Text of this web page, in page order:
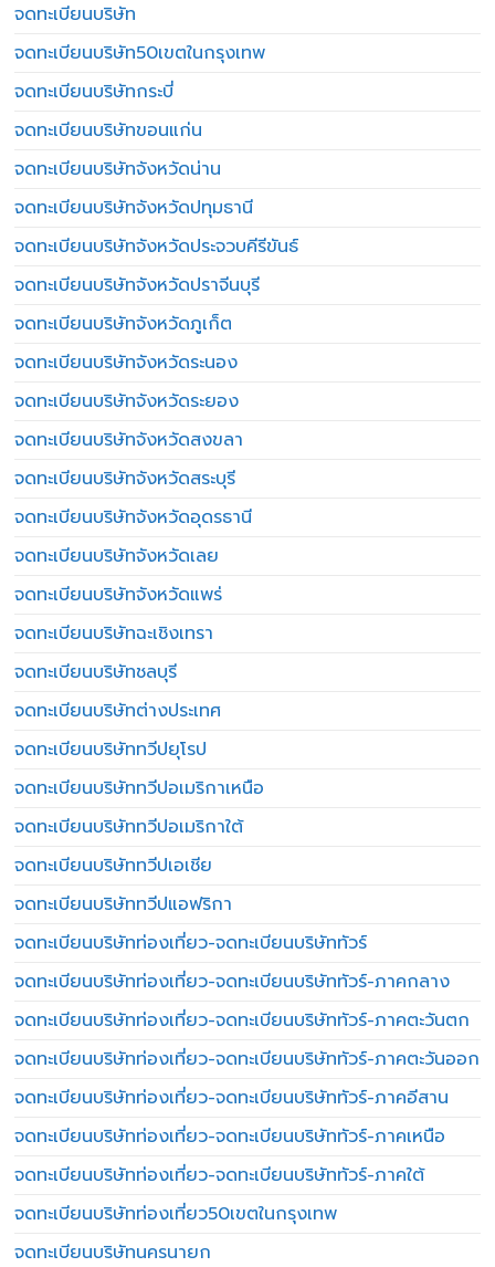
จดทะเบียนบริษัท
จดทะเบียนบริษัท50เขตในกรุงเทพ
จดทะเบียนบริษัทกระบี่
จดทะเบียนบริษัทขอนแก่น
จดทะเบียนบริษัทจังหวัดน่าน
จดทะเบียนบริษัทจังหวัดปทุมธานี
จดทะเบียนบริษัทจังหวัดประจวบคีรีขันธ์
จดทะเบียนบริษัทจังหวัดปราจีนบุรี
จดทะเบียนบริษัทจังหวัดภูเก็ต
จดทะเบียนบริษัทจังหวัดระนอง
จดทะเบียนบริษัทจังหวัดระยอง
จดทะเบียนบริษัทจังหวัดสงขลา
จดทะเบียนบริษัทจังหวัดสระบุรี
จดทะเบียนบริษัทจังหวัดอุดรธานี
จดทะเบียนบริษัทจังหวัดเลย
จดทะเบียนบริษัทจังหวัดแพร่
จดทะเบียนบริษัทฉะเชิงเทรา
จดทะเบียนบริษัทชลบุรี
จดทะเบียนบริษัทต่างประเทศ
จดทะเบียนบริษัททวีปยุโรป
จดทะเบียนบริษัททวีปอเมริกาเหนือ
จดทะเบียนบริษัททวีปอเมริกาใต้
จดทะเบียนบริษัททวีปเอเชีย
จดทะเบียนบริษัททวีปแอฟริกา
จดทะเบียนบริษัทท่องเที่ยว-จดทะเบียนบริษัททัวร์
จดทะเบียนบริษัทท่องเที่ยว-จดทะเบียนบริษัททัวร์-ภาคกลาง
จดทะเบียนบริษัทท่องเที่ยว-จดทะเบียนบริษัททัวร์-ภาคตะวันตก
จดทะเบียนบริษัทท่องเที่ยว-จดทะเบียนบริษัททัวร์-ภาคตะวันออก
จดทะเบียนบริษัทท่องเที่ยว-จดทะเบียนบริษัททัวร์-ภาคอีสาน
จดทะเบียนบริษัทท่องเที่ยว-จดทะเบียนบริษัททัวร์-ภาคเหนือ
จดทะเบียนบริษัทท่องเที่ยว-จดทะเบียนบริษัททัวร์-ภาคใต้
จดทะเบียนบริษัทท่องเที่ยว50เขตในกรุงเทพ
จดทะเบียนบริษัทนครนายก